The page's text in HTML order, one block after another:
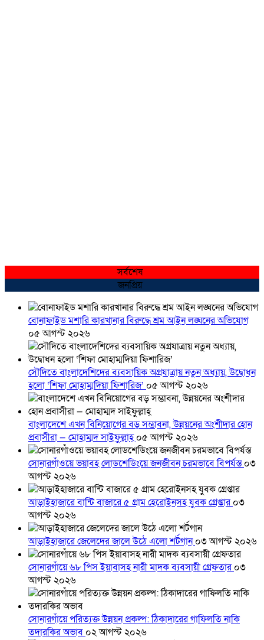
সর্বশেষ
জনপ্রিয়
বোনাফাইড মশারি কারখানার বিরুদ্ধে শ্রম আইন লঙ্ঘনের অভিযোগ
০৫ আগস্ট ২০২৬
সৌদিতে বাংলাদেশিদের ব্যবসায়িক অগ্রযাত্রায় নতুন অধ্যায়, উদ্বোধন
হলো ‘শিফা মোহাম্মদিয়া ফিশারিজ’ ০৫ আগস্ট ২০২৬
বাংলাদেশে এখন বিনিয়োগের বড় সম্ভাবনা, উন্নয়নের অংশীদার হোন
প্রবাসীরা — মোহাম্মদ সাইফুল্লাহ্০৫ আগস্ট ২০২৬
সোনারগাঁওয়ে ভয়াবহ লোডশেডিংয়ে জনজীবন চরমভাবে বিপর্যস্ত০৩
আগস্ট ২০২৬
আড়াইহাজারে বান্টি বাজারে ৫ গ্রাম হেরোইনসহ যুবক গ্রেপ্তার০৩
আগস্ট ২০২৬
আড়াইহাজারে জেলেদের জালে উঠে এলো শর্টগান০৩ আগস্ট ২০২৬
সোনারগাঁয়ে ৬৮ পিস ইয়াবাসহ নারী মাদক ব্যবসায়ী গ্রেফতার০৩
আগস্ট ২০২৬
সোনারগাঁয়ে পরিত্যক্ত উন্নয়ন প্রকল্প: ঠিকাদারের গাফিলতি নাকি
তদারকির অভাব ০২ আগস্ট ২০২৬